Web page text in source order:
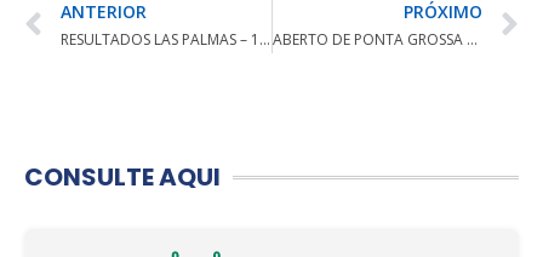
ANTERIOR
RESULTADOS LAS PALMAS – 15/11
PRÓXIMO
ABERTO DE PONTA GROSSA ACONTECE NESTE FINAL DE SEMANA
CONSULTE AQUI